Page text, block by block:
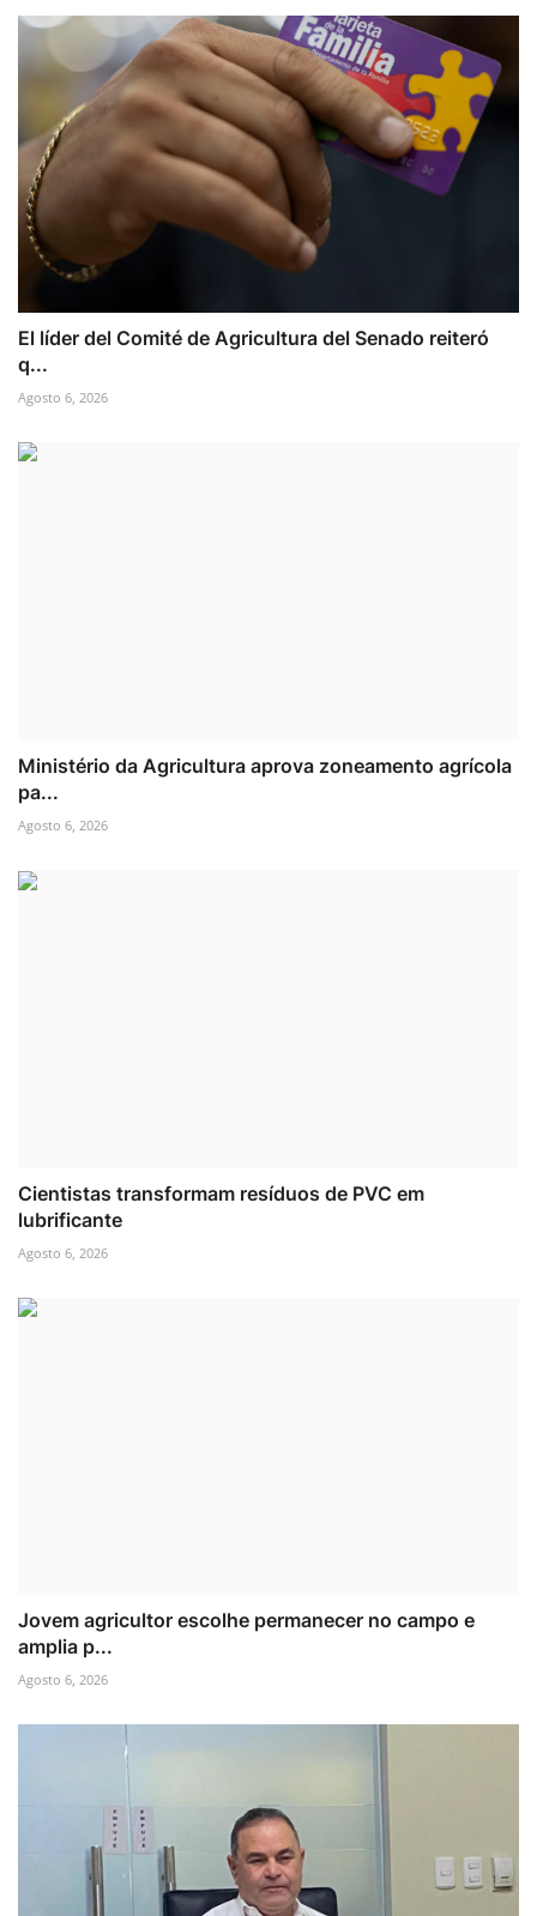
El líder del Comité de Agricultura del Senado reiteró
q...
Agosto 6, 2026
Ministério da Agricultura aprova zoneamento agrícola
pa...
Agosto 6, 2026
Cientistas transformam resíduos de PVC em
lubrificante
Agosto 6, 2026
Jovem agricultor escolhe permanecer no campo e
amplia p...
Agosto 6, 2026